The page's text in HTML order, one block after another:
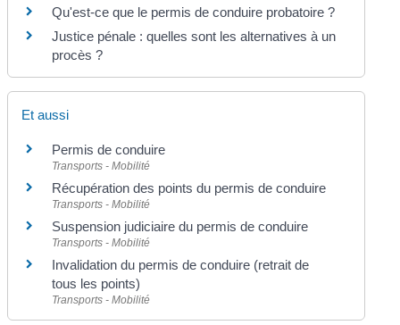
Qu'est-ce que le permis de conduire probatoire ?
Justice pénale : quelles sont les alternatives à un
procès ?
Et aussi
Permis de conduire
Transports - Mobilité
Récupération des points du permis de conduire
Transports - Mobilité
Suspension judiciaire du permis de conduire
Transports - Mobilité
Invalidation du permis de conduire (retrait de
tous les points)
Transports - Mobilité